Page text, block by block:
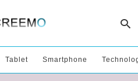
Tablet Smartphone